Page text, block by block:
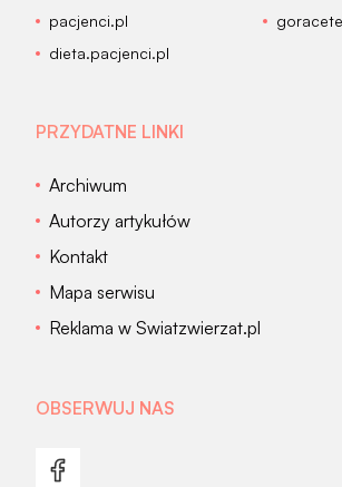
pacjenci.pl
dieta.pacjenci.pl
PRZYDATNE LINKI
Archiwum
Autorzy artykułów
Kontakt
Mapa serwisu
Reklama w Swiatzwierzat.pl
OBSERWUJ NAS